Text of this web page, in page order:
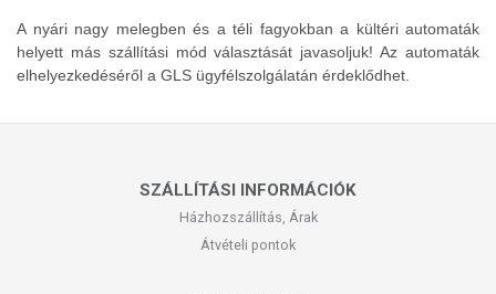
A nyári nagy melegben és a téli fagyokban a kültéri automaták
helyett más szállítási mód választását javasoljuk! Az automaták
elhelyezkedéséről a GLS ügyfélszolgálatán érdeklődhet.
SZÁLLÍTÁSI INFORMÁCIÓK
Házhozszállítás, Árak
Átvételi pontok